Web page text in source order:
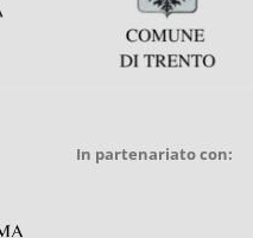
In partenariato con: